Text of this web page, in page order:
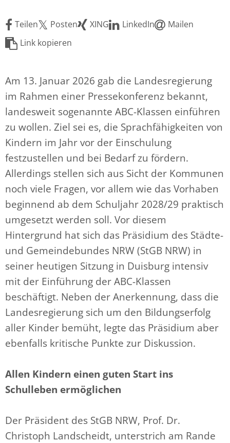
Teilen Posten XING LinkedIn
Mailen
Link kopieren
Am 13. Januar 2026 gab die Landesregierung
im Rahmen einer Pressekonferenz bekannt,
landesweit sogenannte ABC-Klassen einführen
zu wollen. Ziel sei es, die Sprachfähigkeiten von
Kindern im Jahr vor der Einschulung
festzustellen und bei Bedarf zu fördern.
Allerdings stellen sich aus Sicht der Kommunen
noch viele Fragen, vor allem wie das Vorhaben
beginnend ab dem Schuljahr 2028/29 praktisch
umgesetzt werden soll. Vor diesem
Hintergrund hat sich das Präsidium des Städte-
und Gemeindebundes NRW (StGB NRW) in
seiner heutigen Sitzung in Duisburg intensiv
mit der Einführung der ABC-Klassen
beschäftigt. Neben der Anerkennung, dass die
Landesregierung sich um den Bildungserfolg
aller Kinder bemüht, legte das Präsidium aber
ebenfalls kritische Punkte zur Diskussion.
Allen Kindern einen guten Start ins
Schulleben ermöglichen
Der Präsident des StGB NRW, Prof. Dr.
Christoph Landscheidt, unterstrich am Rande